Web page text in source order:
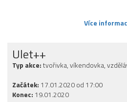
Více
Ulet++
Typ akce:tvořivka, víkendovka,
Začátek: 17.01.2020 od 17:00
Konec: 19.01.2020